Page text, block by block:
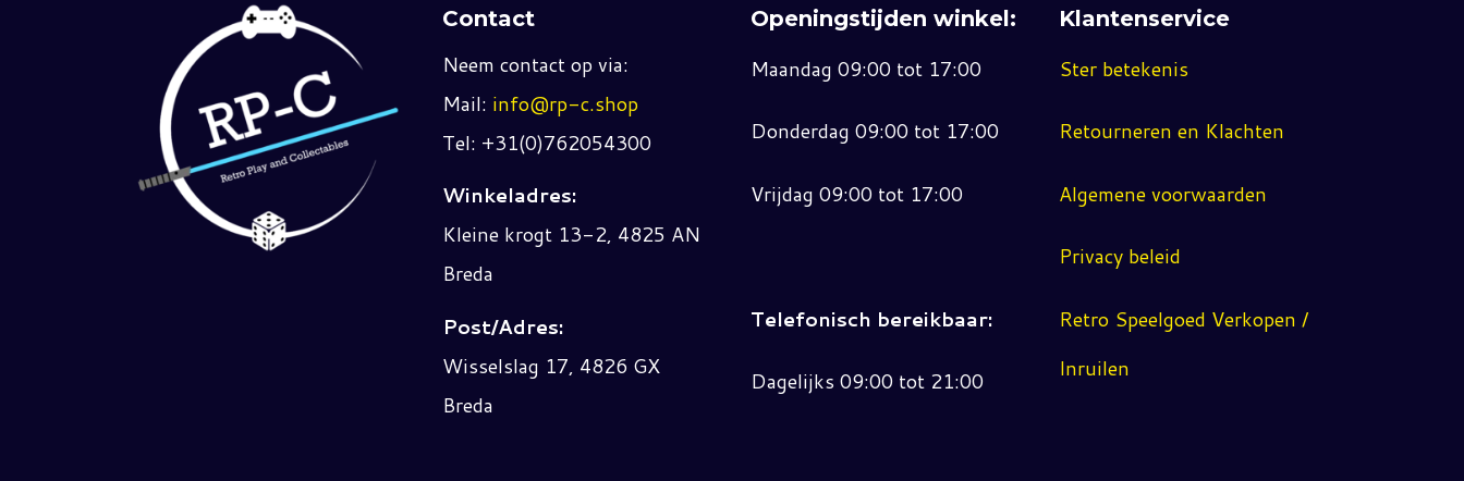
Contact
Neem contact op via:
Mail: info@rp-c.shop
Tel: +31(0)762054300
Winkeladres:
Kleine krogt 13-2, 4825 AN
Breda
Post/Adres:
Wisselslag 17, 4826 GX
Breda
Openingstijden winkel:
Maandag 09:00 tot 17:00
Donderdag 09:00 tot 17:00
Vrijdag 09:00 tot 17:00
Telefonisch bereikbaar:
Dagelijks 09:00 tot 21:00
Klantenservice
Ster betekenis
Retourneren en Klachten
Algemene voorwaarden
Privacy beleid
Retro Speelgoed Verkopen /
Inruilen